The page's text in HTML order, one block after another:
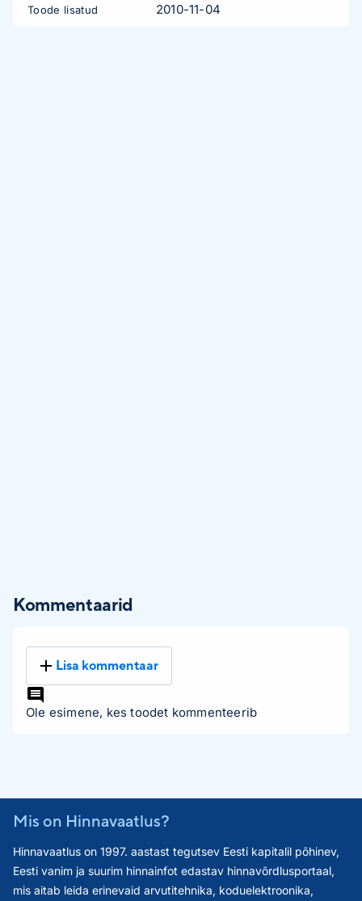
Toode lisatud 2010-11-04
Kommentaarid
Lisa kommentaar
Ole esimene, kes toodet kommenteerib
Mis on Hinnavaatlus?
Hinnavaatlus on 1997. aastast tegutsev Eesti kapitalil põhinev,
Eesti vanim ja suurim hinnainfot edastav hinnavõrdlusportaal,
mis aitab leida erinevaid arvutitehnika, koduelektroonika,